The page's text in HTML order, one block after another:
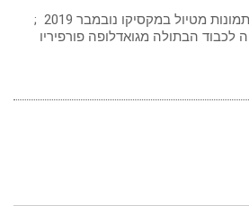
מאת: גילי חסקין לאלבום תמונות מטיול במקסיקו נובמבר 2019 ;
לכבוד הבתולה מגואדלופה פורפיריו